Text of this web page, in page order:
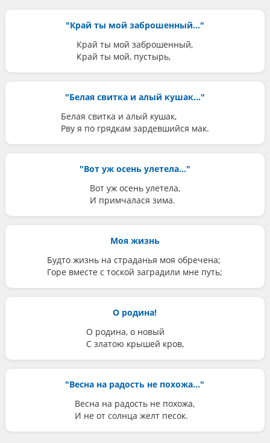
"Край ты мой заброшенный..."
Край ты мой заброшенный,
Край ты мой, пустырь,
"Белая свитка и алый кушак..."
Белая свитка и алый кушак,
Рву я по грядкам зардевшийся мак.
"Вот уж осень улетела..."
Вот уж осень улетела,
И примчалася зима.
Моя жизнь
Будто жизнь на страданья моя обречена;
Горе вместе с тоской заградили мне путь;
О родина!
О родина, о новый
С златою крышей кров,
"Весна на радость не похожа..."
Весна на радость не похожа,
И не от солнца желт песок.